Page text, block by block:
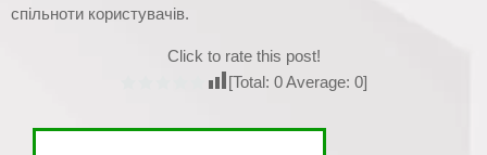
спільноти користувачів.
Click to rate this post!
[Total: 0Average: 0]